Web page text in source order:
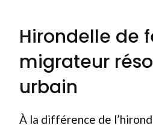
Hirondelle de
migrateur
urbain
À la différence de